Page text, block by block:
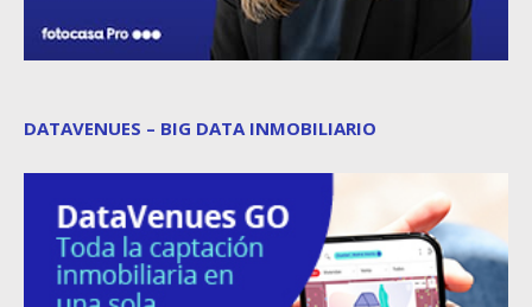
DATAVENUES – BIG DATA INMOBILIARIO